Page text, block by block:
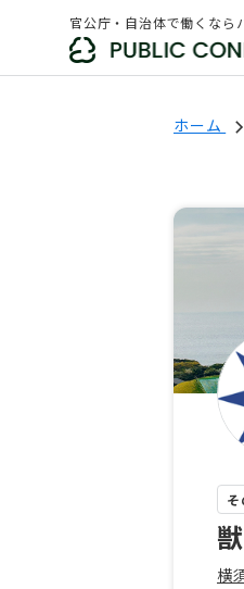
官公庁・自治体で働くなら
ホーム
横